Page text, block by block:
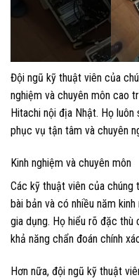
Đội ngũ kỹ thuật viên của
nghiệm và chuyên môn cao
Hitachi nội địa Nhật. Họ
phục vụ tận tâm và chuyên
Kinh nghiệm và chuyên môn
Các kỹ thuật viên của chúng
bài bản và có nhiều năm
gia dụng. Họ hiểu rõ đặc
khả năng chẩn đoán chính
Hơn nữa, đội ngũ kỹ thuật